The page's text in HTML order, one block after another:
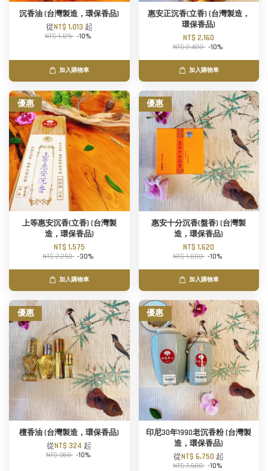
沉香油 (台灣製造，環保香品)
從NT$ 1,013 起
NT$ 1,125 -10%
加入購物車
惠安正沉香(立香) (台灣製造，
環保香品)
NT$ 2,160
NT$ 2,400 -10%
加入購物車
優惠
上等惠安沉香(立香) (台灣製
造，環保香品)
NT$ 1,575
NT$ 2,250 -30%
加入購物車
優惠
惠安十分沉香(盤香) (台灣製
造，環保香品)
NT$ 1,620
NT$ 1,800 -10%
加入購物車
優惠
檀香油 (台灣製造，環保香品)
從NT$ 324 起
NT$ 360 -10%
優惠
印尼30年1990老沉香粉 (台灣製
造，環保香品)
從NT$ 6,750 起
NT$ 7,500 -10%